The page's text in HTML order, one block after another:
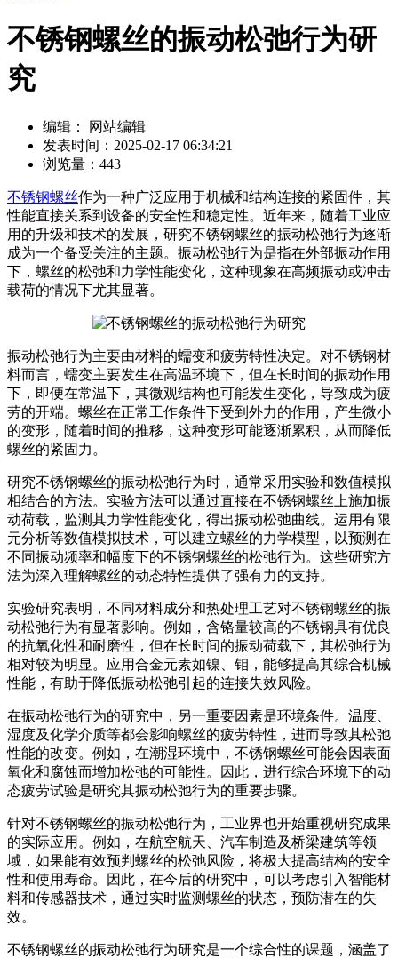
不锈钢螺丝的振动松弛行为研
究
编辑： 网站编辑
发表时间：2025-02-17 06:34:21
浏览量：443
不锈钢螺丝作为一种广泛应用于机械和结构连接的紧固件，其
性能直接关系到设备的安全性和稳定性。近年来，随着工业应
用的升级和技术的发展，研究不锈钢螺丝的振动松弛行为逐渐
成为一个备受关注的主题。振动松弛行为是指在外部振动作用
下，螺丝的松弛和力学性能变化，这种现象在高频振动或冲击
载荷的情况下尤其显著。
振动松弛行为主要由材料的蠕变和疲劳特性决定。对不锈钢材
料而言，蠕变主要发生在高温环境下，但在长时间的振动作用
下，即便在常温下，其微观结构也可能发生变化，导致成为疲
劳的开端。螺丝在正常工作条件下受到外力的作用，产生微小
的变形，随着时间的推移，这种变形可能逐渐累积，从而降低
螺丝的紧固力。
研究不锈钢螺丝的振动松弛行为时，通常采用实验和数值模拟
相结合的方法。实验方法可以通过直接在不锈钢螺丝上施加振
动荷载，监测其力学性能变化，得出振动松弛曲线。运用有限
元分析等数值模拟技术，可以建立螺丝的力学模型，以预测在
不同振动频率和幅度下的不锈钢螺丝的松弛行为。这些研究方
法为深入理解螺丝的动态特性提供了强有力的支持。
实验研究表明，不同材料成分和热处理工艺对不锈钢螺丝的振
动松弛行为有显著影响。例如，含铬量较高的不锈钢具有优良
的抗氧化性和耐磨性，但在长时间的振动荷载下，其松弛行为
相对较为明显。应用合金元素如镍、钼，能够提高其综合机械
性能，有助于降低振动松弛引起的连接失效风险。
在振动松弛行为的研究中，另一重要因素是环境条件。温度、
湿度及化学介质等都会影响螺丝的疲劳特性，进而导致其松弛
性能的改变。例如，在潮湿环境中，不锈钢螺丝可能会因表面
氧化和腐蚀而增加松弛的可能性。因此，进行综合环境下的动
态疲劳试验是研究其振动松弛行为的重要步骤。
针对不锈钢螺丝的振动松弛行为，工业界也开始重视研究成果
的实际应用。例如，在航空航天、汽车制造及桥梁建筑等领
域，如果能有效预判螺丝的松弛风险，将极大提高结构的安全
性和使用寿命。因此，在今后的研究中，可以考虑引入智能材
料和传感器技术，通过实时监测螺丝的状态，预防潜在的失
效。
不锈钢螺丝的振动松弛行为研究是一个综合性的课题，涵盖了